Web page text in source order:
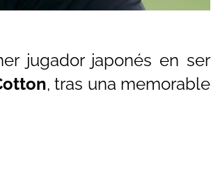
jugador japonés en ser
, tras una memorable